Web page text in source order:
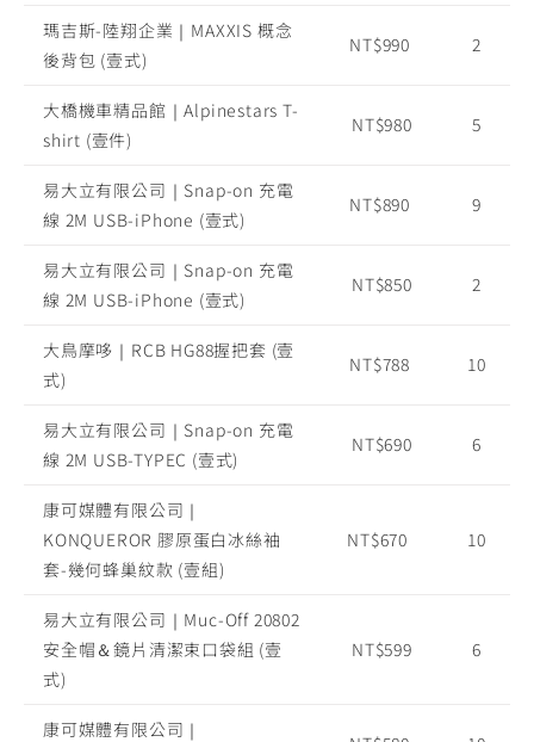
瑪吉斯-陸翔企業｜MAXXIS 概念
後背包 (壹式)
NT$990 2
大橋機車精品館｜Alpinestars T-
shirt (壹件)
NT$980 5
易大立有限公司｜Snap-on 充電
線 2M USB-iPhone (壹式)
NT$890 9
易大立有限公司｜Snap-on 充電
線 2M USB-iPhone (壹式)
NT$850 2
大鳥摩哆｜RCB HG88握把套 (壹
式)
NT$788 10
易大立有限公司｜Snap-on 充電
線 2M USB-TYPEC (壹式)
NT$690 6
康可媒體有限公司｜
KONQUEROR 膠原蛋白冰絲袖
套-幾何蜂巢紋款 (壹組)
NT$670 10
易大立有限公司｜Muc-Off 20802
安全帽＆鏡片清潔束口袋組 (壹
式)
NT$599 6
康可媒體有限公司｜